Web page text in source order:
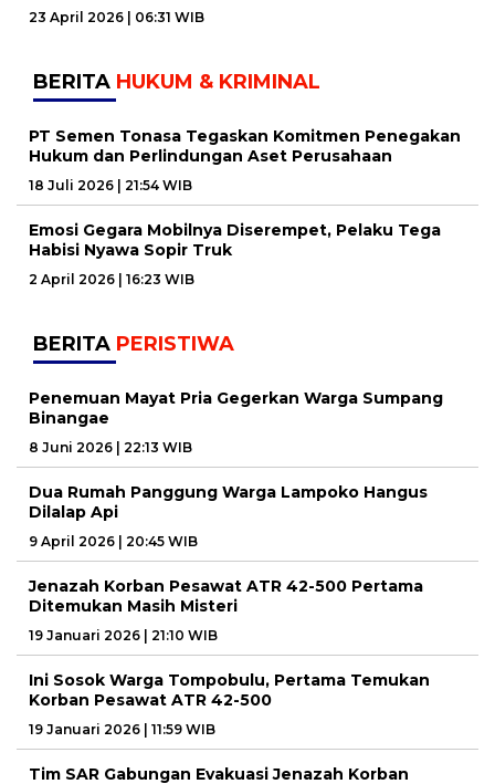
23 April 2026 | 06:31 WIB
BERITA HUKUM & KRIMINAL
PT Semen Tonasa Tegaskan Komitmen Penegakan
Hukum dan Perlindungan Aset Perusahaan
18 Juli 2026 | 21:54 WIB
Emosi Gegara Mobilnya Diserempet, Pelaku Tega
Habisi Nyawa Sopir Truk
2 April 2026 | 16:23 WIB
BERITA PERISTIWA
Penemuan Mayat Pria Gegerkan Warga Sumpang
Binangae
8 Juni 2026 | 22:13 WIB
Dua Rumah Panggung Warga Lampoko Hangus
Dilalap Api
9 April 2026 | 20:45 WIB
Jenazah Korban Pesawat ATR 42-500 Pertama
Ditemukan Masih Misteri
19 Januari 2026 | 21:10 WIB
Ini Sosok Warga Tompobulu, Pertama Temukan
Korban Pesawat ATR 42-500
19 Januari 2026 | 11:59 WIB
Tim SAR Gabungan Evakuasi Jenazah Korban